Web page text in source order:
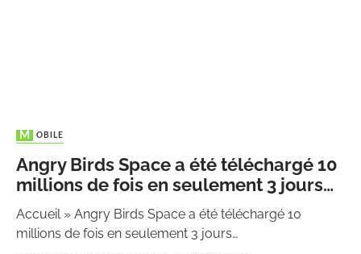
MOBILE
Angry Birds Space a été téléchargé 10
millions de fois en seulement 3 jours…
Accueil» Angry Birds Space a été téléchargé 10
millions de fois en seulement 3 jours…